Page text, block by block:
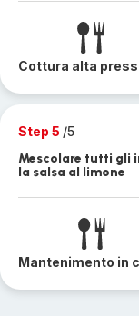
Cottura alta
Step 5 /5
Mescolare tutti gli
la salsa al limone
Mantenimento in